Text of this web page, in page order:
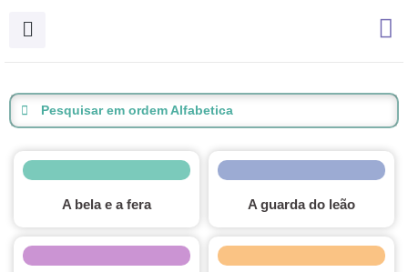
Pesquisar em ordem Alfabetica
A bela e a fera A guarda do leão